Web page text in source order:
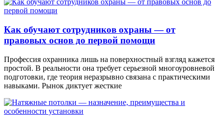
Как обучают сотрудников охраны — от
правовых основ до первой помощи
Профессия охранника лишь на поверхностный взгляд кажется
простой. В реальности она требует серьезной многоуровневой
подготовки, где теория неразрывно связана с практическими
навыками. Рынок диктует жесткие